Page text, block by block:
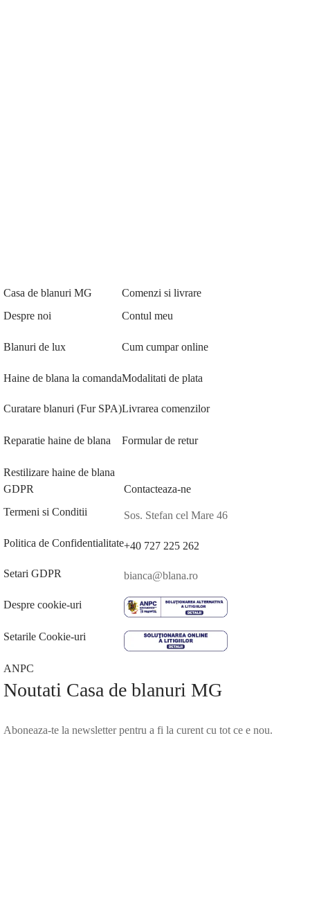
Casa de blanuri MG
Despre noi
Blanuri de lux
Haine de blana la comanda
Curatare blanuri (Fur SPA)
Reparatie haine de blana
Restilizare haine de blana
Comenzi si livrare
Contul meu
Cum cumpar online
Modalitati de plata
Livrarea comenzilor
Formular de retur
GDPR
Termeni si Conditii
Politica de Confidentialitate
Setari GDPR
Despre cookie-uri
Setarile Cookie-uri
ANPC
Contacteaza-ne
Sos. Stefan cel Mare 46
+40 727 225 262
bianca@blana.ro
Noutati Casa de blanuri MG
Aboneaza-te la newsletter pentru a fi la curent cu tot ce e nou.